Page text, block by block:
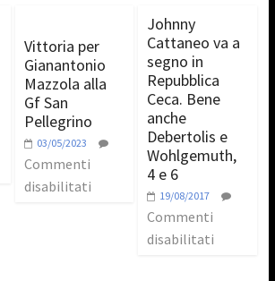
Vittoria per
Gianantonio
Mazzola alla
Gf San
Pellegrino
03/05/2023
Commenti
disabilitati
Johnny
Cattaneo va a
segno in
Repubblica
Ceca. Bene
anche
Debertolis e
Wohlgemuth,
4 e 6
19/08/2017
Commenti
disabilitati